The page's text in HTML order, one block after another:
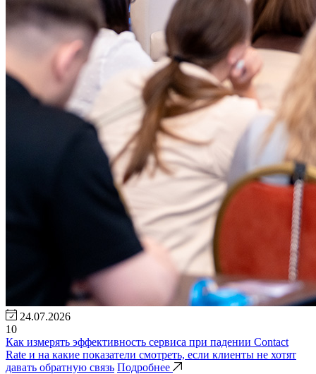
24.07.2026
10
Как измерять эффективность сервиса при падении Contact
Rate и на какие показатели смотреть, если клиенты не хотят
давать обратную связь Подробнее